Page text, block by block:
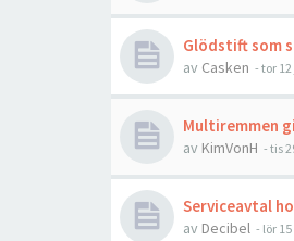
Glödstift som
av Casken - tor
Multiremmen
av KimVonH - tis
Serviceavtal
av Decibel - lör